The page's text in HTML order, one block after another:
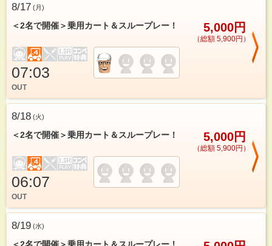
8/17 (月)
＜2名で開催＞乗用カート＆スループレー！ 5,000円
（総額 5,900円）
07:03
OUT
8/18 (火)
＜2名で開催＞乗用カート＆スループレー！ 5,000円
（総額 5,900円）
06:07
OUT
8/19 (水)